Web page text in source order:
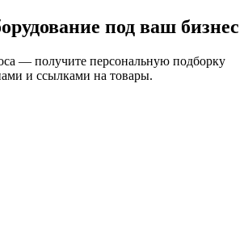
под ваш бизнес
— получите персональную подборку
и ссылками на товары.